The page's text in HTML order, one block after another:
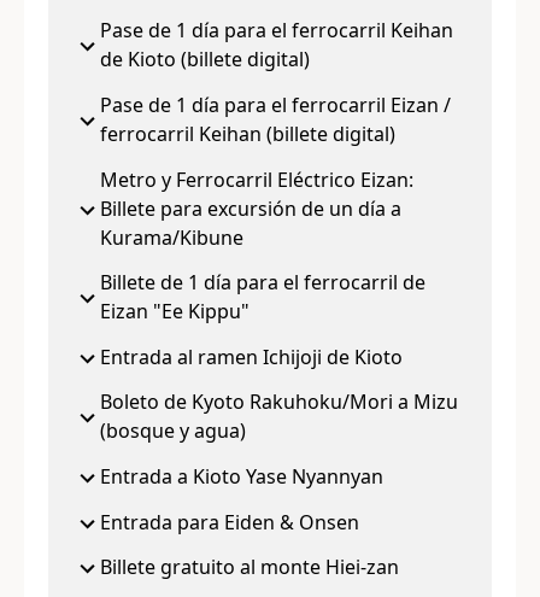
Pase de 1 día para el ferrocarril Keihan
de Kioto (billete digital)
Pase de 1 día para el ferrocarril Eizan /
ferrocarril Keihan (billete digital)
Metro y Ferrocarril Eléctrico Eizan:
Billete para excursión de un día a
Kurama/Kibune
Billete de 1 día para el ferrocarril de
Eizan "Ee Kippu"
Entrada al ramen Ichijoji de Kioto
Boleto de Kyoto Rakuhoku/Mori a Mizu
(bosque y agua)
Entrada a Kioto Yase Nyannyan
Entrada para Eiden & Onsen
Billete gratuito al monte Hiei-zan